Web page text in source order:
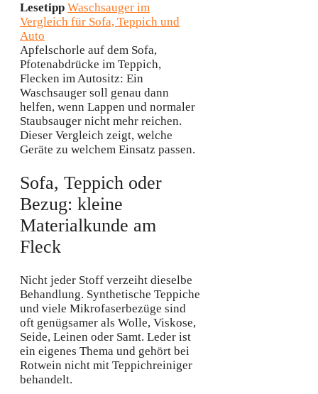
Lesetipp Waschsauger im
Vergleich für Sofa, Teppich und
Auto
Apfelschorle auf dem Sofa,
Pfotenabdrücke im Teppich,
Flecken im Autositz: Ein
Waschsauger soll genau dann
helfen, wenn Lappen und normaler
Staubsauger nicht mehr reichen.
Dieser Vergleich zeigt, welche
Geräte zu welchem Einsatz passen.
Sofa, Teppich oder
Bezug: kleine
Materialkunde am
Fleck
Nicht jeder Stoff verzeiht dieselbe
Behandlung. Synthetische Teppiche
und viele Mikrofaserbezüge sind
oft genügsamer als Wolle, Viskose,
Seide, Leinen oder Samt. Leder ist
ein eigenes Thema und gehört bei
Rotwein nicht mit Teppichreiniger
behandelt.